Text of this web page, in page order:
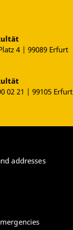
4 | 99089 Erfurt
02 21 | 99105 Erfurt
addresses